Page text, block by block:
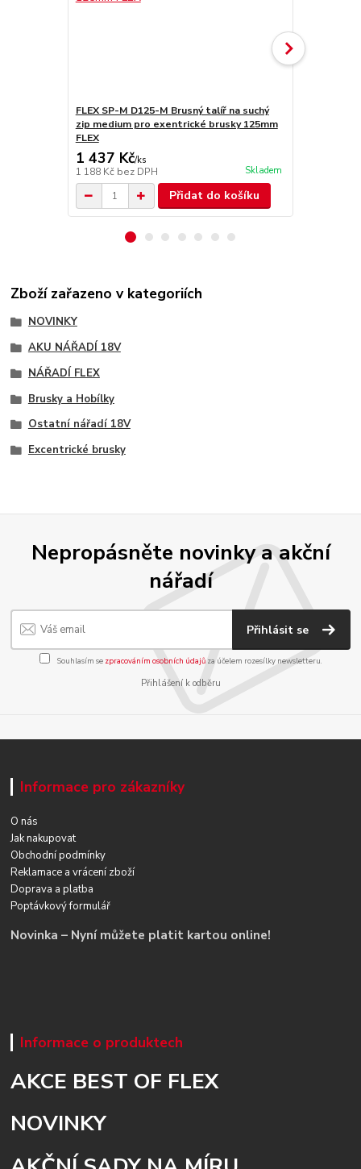
FLEX SP-M D125-M Brusný talíř na suchý
zip medium pro exentrické brusky 125mm
FLEX
1 437 Kč/ks
1 188 Kč bez DPH Skladem
Přidat do košíku
Zboží zařazeno v kategoriích
NOVINKY
AKU NÁŘADÍ 18V
NÁŘADÍ FLEX
Brusky a Hobílky
Ostatní nářadí 18V
Excentrické brusky
Nepropásněte novinky a akční
nářadí
Přihlásit se
Souhlasím se zpracováním osobních údajůza účelem rozesílky newsletteru.
Přihlášení k odběru
Informace pro zákazníky
O nás
Jak nakupovat
Obchodní podmínky
Reklamace a vrácení zboží
Doprava a platba
Poptávkový formulář
Novinka – Nyní můžete platit kartou online!
Informace o produktech
AKCE BEST OF FLEX
NOVINKY